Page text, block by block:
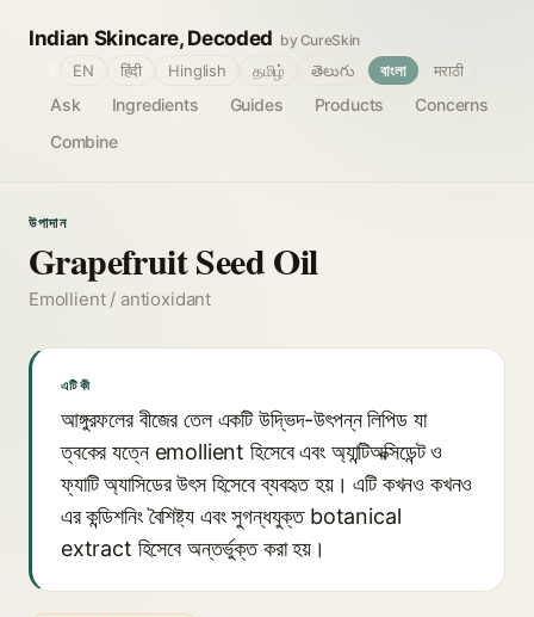
Indian Skincare, Decoded by CureSkin
Ask Ingredients Guides Products
Concerns
Combine
EN हिंदी Hinglish தமிழ் తెలుగు বাংলা मराठी
উপাদান
Grapefruit Seed Oil
Emollient / antioxidant
এটি কী
আঙ্গুরফলের বীজের তেল একটি উদ্ভিদ-উৎপন্ন লিপিড যা
ত্বকের যত্নে emollient হিসেবে এবং অ্যান্টিঅক্সিডেন্ট ও
ফ্যাটি অ্যাসিডের উৎস হিসেবে ব্যবহৃত হয়। এটি কখনও কখনও
এর কন্ডিশনিং বৈশিষ্ট্য এবং সুগন্ধযুক্ত botanical
extract হিসেবে অন্তর্ভুক্ত করা হয়।